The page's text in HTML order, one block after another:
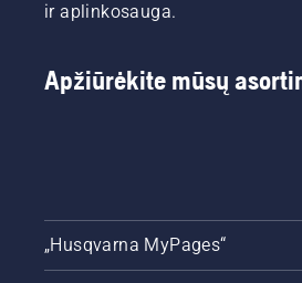
ir aplinkosauga.
Apžiūrėkite mūsų
„Husqvarna MyPages“